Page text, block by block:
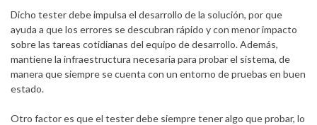
Dicho tester debe impulsa el desarrollo de la solución, por que
ayuda a que los errores se descubran rápido y con menor impacto
sobre las tareas cotidianas del equipo de desarrollo. Además,
mantiene la infraestructura necesaria para probar el sistema, de
manera que siempre se cuenta con un entorno de pruebas en buen
estado.
Otro factor es que el tester debe siempre tener algo que probar, lo